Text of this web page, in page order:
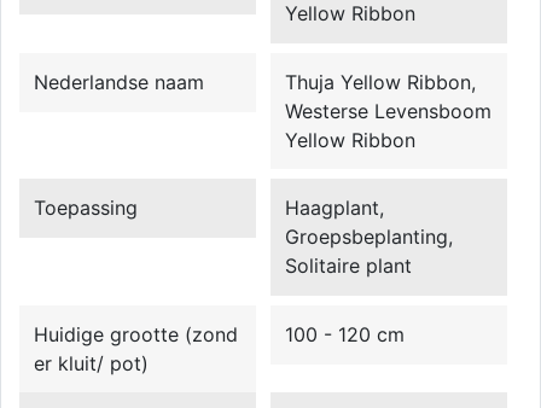
Yellow Ribbon
Nederlandse naam
Thuja Yellow Ribbon,
Westerse Levensboom
Yellow Ribbon
Toepassing
Haagplant,
Groepsbeplanting,
Solitaire plant
Huidige grootte (zond
er kluit/ pot)
100 - 120 cm